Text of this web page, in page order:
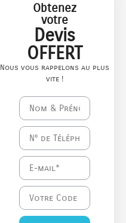
Obtenez
votre
Devis
OFFERT
Nous vous rappelons au plus
vite !